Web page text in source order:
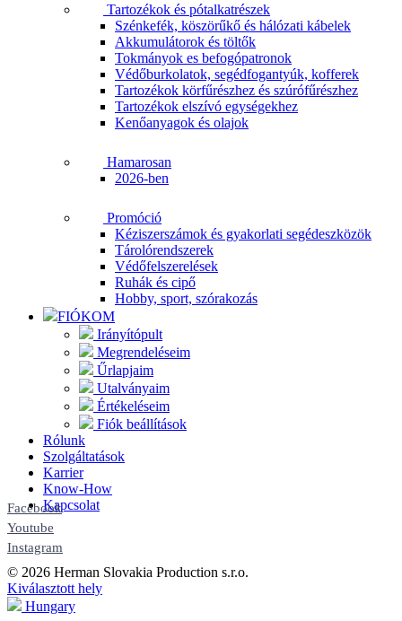
Tartozékok és pótalkatrészek
Szénkefék, köszörűkő és hálózati kábelek
Akkumulátorok és töltők
Tokmányok es befogópatronok
Védőburkolatok, segédfogantyúk, kofferek
Tartozékok körfűrészhez és szúrófűrészhez
Tartozékok elszívó egységekhez
Kenőanyagok és olajok
Hamarosan
2026-ben
Promóció
Kéziszerszámok és gyakorlati segédeszközök
Tárolórendszerek
Védőfelszerelések
Ruhák és cipő
Hobby, sport, szórakozás
FIÓKOM
Irányítópult
Megrendeléseim
Űrlapjaim
Utalványaim
Értékeléseim
Fiók beállítások
Rólunk
Szolgáltatások
Karrier
Know-How
Kapcsolat
Facebook
Youtube
Instagram
© 2026 Herman Slovakia Production s.r.o.
Kiválasztott hely
Hungary